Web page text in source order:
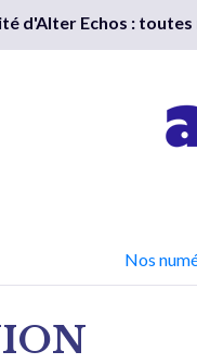
d'Alter Echos : toutes
Nos